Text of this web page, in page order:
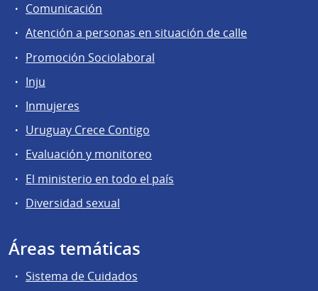
Comunicación
Atención a personas en situación de calle
Promoción Sociolaboral
Inju
Inmujeres
Uruguay Crece Contigo
Evaluación y monitoreo
El ministerio en todo el país
Diversidad sexual
Áreas temáticas
Sistema de Cuidados